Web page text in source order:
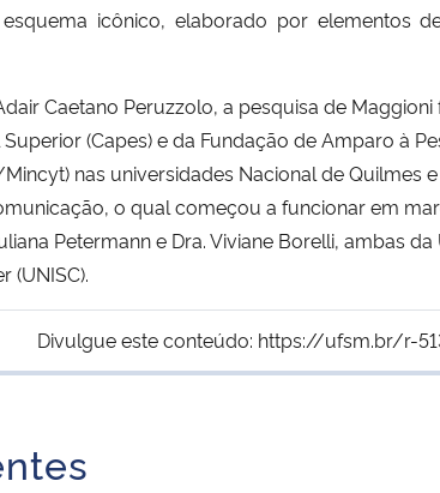
icônico, elaborado por elementos
Caetano Peruzzolo, a pesquisa de
(Capes) e da Fundação de Amparo à
nas universidades Nacional de Quilmes
o qual começou a funcionar em
Petermann e Dra. Viviane Borelli, ambas
(UNISC).
Divulgue este conteúdo: https://ufsm.br/r-